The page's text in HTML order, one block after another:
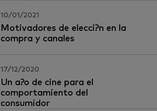
10/01/2021
Motivadores de elecci?n en la
compra y canales
17/12/2020
Un a?o de cine para el
comportamiento del
consumidor